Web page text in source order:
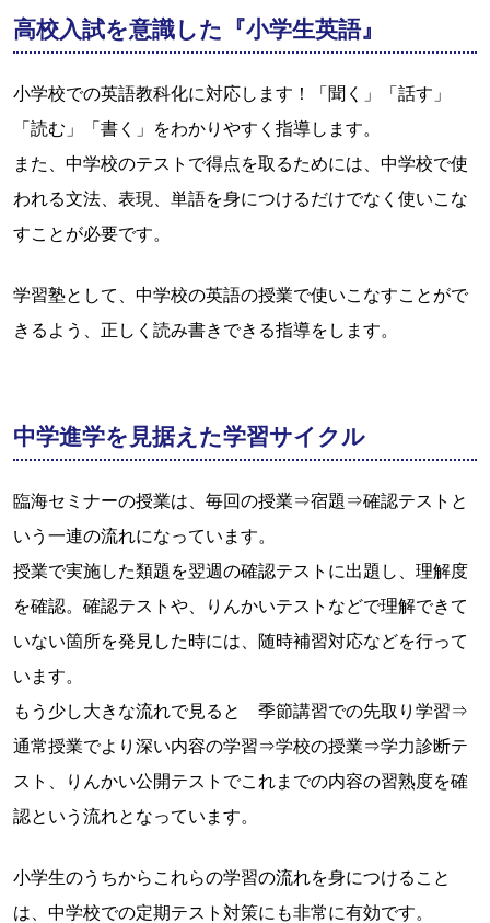
高校入試を意識した『小学生英語』
小学校での英語教科化に対応します！「聞く」「話す」
「読む」「書く」をわかりやすく指導します。
また、中学校のテストで得点を取るためには、中学校で使
われる文法、表現、単語を身につけるだけでなく使いこな
すことが必要です。
学習塾として、中学校の英語の授業で使いこなすことがで
きるよう、正しく読み書きできる指導をします。
中学進学を見据えた学習サイクル
臨海セミナーの授業は、毎回の授業⇒宿題⇒確認テストと
いう一連の流れになっています。
授業で実施した類題を翌週の確認テストに出題し、理解度
を確認。確認テストや、りんかいテストなどで理解できて
いない箇所を発見した時には、随時補習対応などを行って
います。
もう少し大きな流れで見ると 季節講習での先取り学習⇒
通常授業でより深い内容の学習⇒学校の授業⇒学力診断テ
スト、りんかい公開テストでこれまでの内容の習熟度を確
認という流れとなっています。
小学生のうちからこれらの学習の流れを身につけること
は、中学校での定期テスト対策にも非常に有効です。